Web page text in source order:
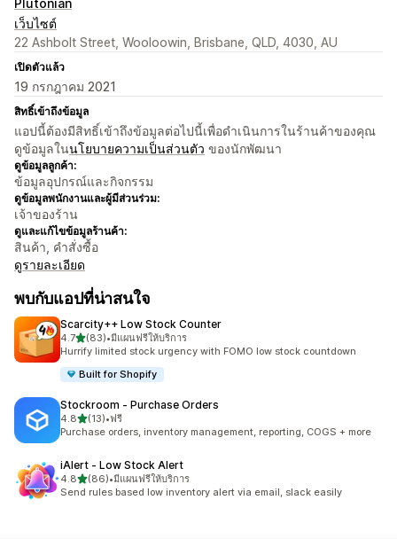
Plutonian
เว็บไซต์
22 Ashbolt Street, Wooloowin, Brisbane, QLD, 4030, AU
เปิดตัวแล้ว
19 กรกฎาคม 2021
สิทธิ์เข้าถึงข้อมูล
แอปนี้ต้องมีสิทธิ์เข้าถึงข้อมูลต่อไปนี้เพื่อดำเนินการในร้านค้าของคุณ
ดูข้อมูลในนโยบายความเป็นส่วนตัว ของนักพัฒนา
ดูข้อมูลลูกค้า:
ข้อมูลอุปกรณ์และกิจกรรม
ดูข้อมูลพนักงานและผู้มีส่วนร่วม:
เจ้าของร้าน
ดูและแก้ไขข้อมูลร้านค้า:
สินค้า, คำสั่งซื้อ
ดูรายละเอียด
พบกับแอปที่น่าสนใจ
Scarcity++ Low Stock Counter
4.7เต็ม 5 ดาว
(83)
ทั้งหมด 83 รีวิว
•มีแผนฟรีให้บริการ
Hurrify limited stock urgency with FOMO low stock countdown
Built for Shopify
Stockroom ‑ Purchase Orders
4.8เต็ม 5 ดาว
(13)
ทั้งหมด 13 รีวิว
•ฟรี
Purchase orders, inventory management, reporting, COGS + more
iAlert ‑ Low Stock Alert
4.8เต็ม 5 ดาว
(86)
ทั้งหมด 86 รีวิว
•มีแผนฟรีให้บริการ
Send rules based low inventory alert via email, slack easily